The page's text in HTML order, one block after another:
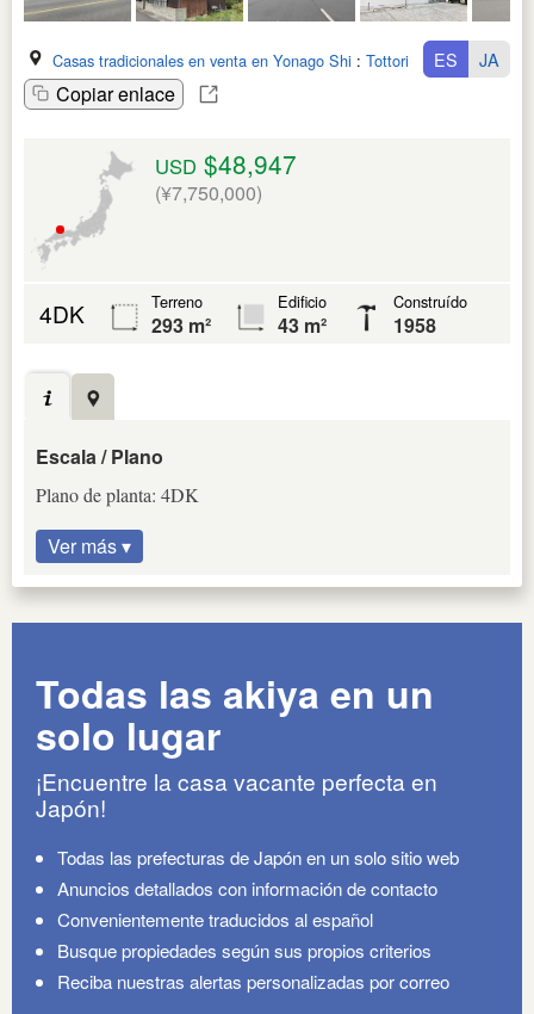
Casas tradicionales en venta en Yonago Shi : Tottori Ken
Copiar enlace
ES JA
USD $48,947
(¥7,750,000)
4DK Terreno
293 m²
Edificio
43 m²
Construído
1958
Escala / Plano
Plano de planta: 4DK
Ver más ▾
Todas las akiya en un
solo lugar
¡Encuentre la casa vacante perfecta en
Japón!
Todas las prefecturas de Japón en un solo sitio web
Anuncios detallados con información de contacto
Convenientemente traducidos al español
Busque propiedades según sus propios criterios
Reciba nuestras alertas personalizadas por correo